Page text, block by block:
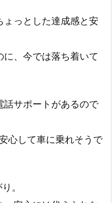
ょっとした達成感と安
、今では落ち着いて
話サポートがあるので
心して車に乗れそうで
。